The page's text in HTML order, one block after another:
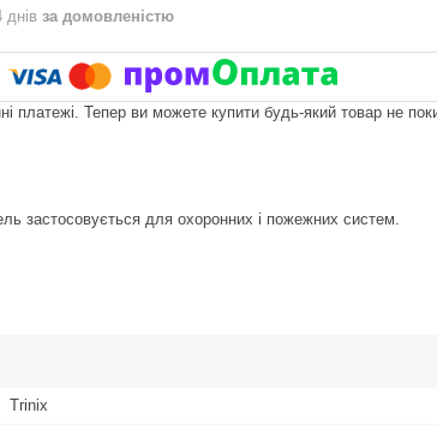
за домовленістю
платежі. Тепер ви можете купити будь-який товар не
застосовується для охоронних і пожежних систем.
Trinix